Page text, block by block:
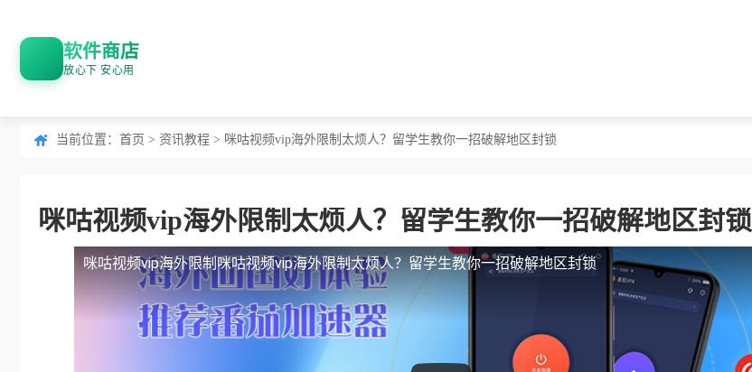
软件商店
放心下 安心用
当前位置： 首页 > 资讯教程 > 咪咕视频vip海外限制太烦人？留学生教你一招破解地区封锁
咪咕视频vip海外限制太烦人？留学生教你一招破解地区封锁
咪咕视频vip海外限制咪咕视频vip海外限制太烦人？留学生教你一招破解地区封锁